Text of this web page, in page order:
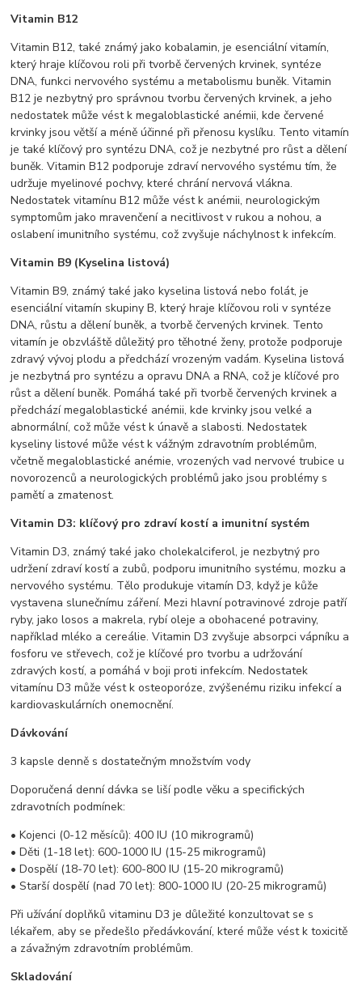
Vitamin B12
Vitamin B12, také známý jako kobalamin, je esenciální vitamín,
který hraje klíčovou roli při tvorbě červených krvinek, syntéze
DNA, funkci nervového systému a metabolismu buněk. Vitamin
B12 je nezbytný pro správnou tvorbu červených krvinek, a jeho
nedostatek může vést k megaloblastické anémii, kde červené
krvinky jsou větší a méně účinné při přenosu kyslíku. Tento vitamín
je také klíčový pro syntézu DNA, což je nezbytné pro růst a dělení
buněk. Vitamin B12 podporuje zdraví nervového systému tím, že
udržuje myelinové pochvy, které chrání nervová vlákna.
Nedostatek vitamínu B12 může vést k anémii, neurologickým
symptomům jako mravenčení a necitlivost v rukou a nohou, a
oslabení imunitního systému, což zvyšuje náchylnost k infekcím.
Vitamin B9 (Kyselina listová)
Vitamin B9, známý také jako kyselina listová nebo folát, je
esenciální vitamín skupiny B, který hraje klíčovou roli v syntéze
DNA, růstu a dělení buněk, a tvorbě červených krvinek. Tento
vitamín je obzvláště důležitý pro těhotné ženy, protože podporuje
zdravý vývoj plodu a předchází vrozeným vadám. Kyselina listová
je nezbytná pro syntézu a opravu DNA a RNA, což je klíčové pro
růst a dělení buněk. Pomáhá také při tvorbě červených krvinek a
předchází megaloblastické anémii, kde krvinky jsou velké a
abnormální, což může vést k únavě a slabosti. Nedostatek
kyseliny listové může vést k vážným zdravotním problémům,
včetně megaloblastické anémie, vrozených vad nervové trubice u
novorozenců a neurologických problémů jako jsou problémy s
pamětí a zmatenost.
Vitamin D3: klíčový pro zdraví kostí a imunitní systém
Vitamin D3, známý také jako cholekalciferol, je nezbytný pro
udržení zdraví kostí a zubů, podporu imunitního systému, mozku a
nervového systému. Tělo produkuje vitamín D3, když je kůže
vystavena slunečnímu záření. Mezi hlavní potravinové zdroje patří
ryby, jako losos a makrela, rybí oleje a obohacené potraviny,
například mléko a cereálie. Vitamin D3 zvyšuje absorpci vápníku a
fosforu ve střevech, což je klíčové pro tvorbu a udržování
zdravých kostí, a pomáhá v boji proti infekcím. Nedostatek
vitamínu D3 může vést k osteoporóze, zvýšenému riziku infekcí a
kardiovaskulárních onemocnění.
Dávkování
3 kapsle denně s dostatečným množstvím vody
Doporučená denní dávka se liší podle věku a specifických
zdravotních podmínek:
• Kojenci (0-12 měsíců): 400 IU (10 mikrogramů)
• Děti (1-18 let): 600-1000 IU (15-25 mikrogramů)
• Dospělí (18-70 let): 600-800 IU (15-20 mikrogramů)
• Starší dospělí (nad 70 let): 800-1000 IU (20-25 mikrogramů)
Při užívání doplňků vitaminu D3 je důležité konzultovat se s
lékařem, aby se předešlo předávkování, které může vést k toxicitě
a závažným zdravotním problémům.
Skladování